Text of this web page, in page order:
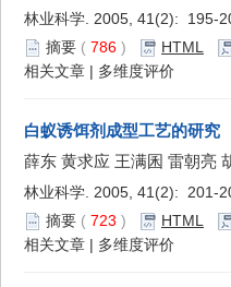
林业科学. 2005, 41(2): 195-
摘要 ( 786 ) HTML
相关文章 | 多维度评价
白蚁诱饵剂成型工艺的研究
薛东 黄求应 王满囷 雷朝亮
林业科学. 2005, 41(2): 201-
摘要 ( 723 ) HTML
相关文章 | 多维度评价